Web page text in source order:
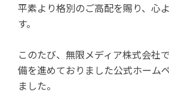
平素より格別のご高配を賜り、心
す。
このたび、無限メディア株式会社
備を進めておりました公式ホーム
ました。